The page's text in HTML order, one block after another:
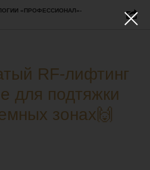
«ПРОФЕССИОНАЛ»-
RF-лифтинг
для подтяжки
зонах🙌